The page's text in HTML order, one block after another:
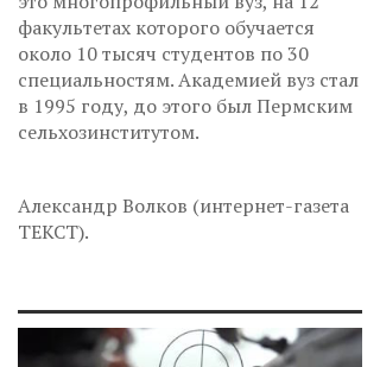
факультетах которого обучается
около 10 тысяч студентов по 30
специальностям. Академией вуз стал
в 1995 году, до этого был Пермским
сельхозинститутом.
Александр Волков (интернет-газета
ТЕКСТ).